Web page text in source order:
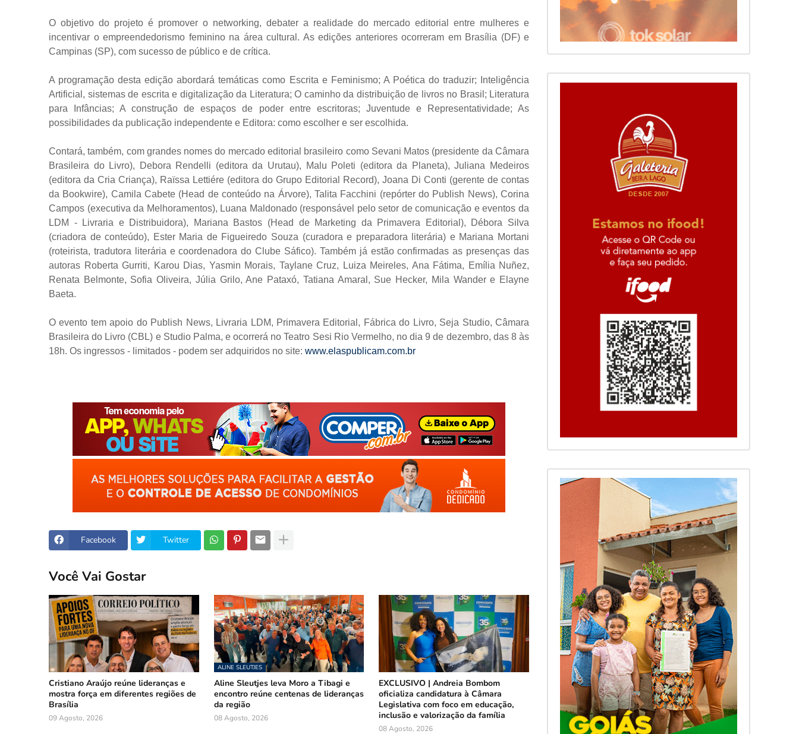
O objetivo do projeto é promover o networking, debater a realidade do mercado editorial entre mulheres e
incentivar o empreendedorismo feminino na área cultural. As edições anteriores ocorreram em Brasília (DF) e
Campinas (SP), com sucesso de público e de crítica.
A programação desta edição abordará temáticas como Escrita e Feminismo; A Poética do traduzir; Inteligência
Artificial, sistemas de escrita e digitalização da Literatura; O caminho da distribuição de livros no Brasil; Literatura
para Infâncias; A construção de espaços de poder entre escritoras; Juventude e Representatividade; As
possibilidades da publicação independente e Editora: como escolher e ser escolhida.
Contará, também, com grandes nomes do mercado editorial brasileiro como Sevani Matos (presidente da Câmara
Brasileira do Livro), Debora Rendelli (editora da Urutau), Malu Poleti (editora da Planeta), Juliana Medeiros
(editora da Cria Criança), Raïssa Lettiére (editora do Grupo Editorial Record), Joana Di Conti (gerente de contas
da Bookwire), Camila Cabete (Head de conteúdo na Árvore), Talita Facchini (repórter do Publish News), Corina
Campos (executiva da Melhoramentos), Luana Maldonado (responsável pelo setor de comunicação e eventos da
LDM - Livraria e Distribuidora), Mariana Bastos (Head de Marketing da Primavera Editorial), Débora Silva
(criadora de conteúdo), Ester Maria de Figueiredo Souza (curadora e preparadora literária) e Mariana Mortani
(roteirista, tradutora literária e coordenadora do Clube Sáfico). Também já estão confirmadas as presenças das
autoras Roberta Gurriti, Karou Dias, Yasmin Morais, Taylane Cruz, Luiza Meireles, Ana Fátima, Emília Nuñez,
Renata Belmonte, Sofia Oliveira, Júlia Grilo, Ane Pataxó, Tatiana Amaral, Sue Hecker, Mila Wander e Elayne
Baeta.
O evento tem apoio do Publish News, Livraria LDM, Primavera Editorial, Fábrica do Livro, Seja Studio, Câmara
Brasileira do Livro (CBL) e Studio Palma, e ocorrerá no Teatro Sesi Rio Vermelho, no dia 9 de dezembro, das 8 às
18h. Os ingressos - limitados - podem ser adquiridos no site: www.elaspublicam.com.br
Facebook Twitter
Você Vai Gostar
Cristiano Araújo reúne lideranças e
mostra força em diferentes regiões de
Brasília
09 Agosto, 2026
ALINE SLEUTJES
Aline Sleutjes leva Moro a Tibagi e
encontro reúne centenas de lideranças
da região
08 Agosto, 2026
EXCLUSIVO | Andreia Bombom
oficializa candidatura à Câmara
Legislativa com foco em educação,
inclusão e valorização da família
08 Agosto, 2026